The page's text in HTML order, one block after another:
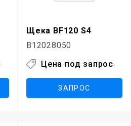
Щека BF120 S4
B12028050
Цена под запрос
ЗАПРОС